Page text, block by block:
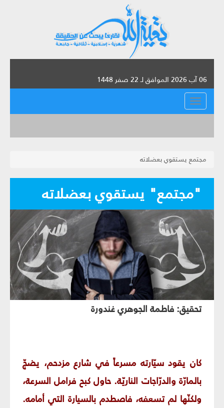
06 آب 2026 الموافق لـ 22 صفر 1448
القائمة
مجتمع يستقوي بعضلاته
"مجتمع" يستقوي بعضلاته
تحقيق: فاطمة الجوهري غندورة
كان يقود سيّارته مسرعاً في شارع مزدحم، يضجّ
بالمارّة والدرّاجات الناريّة. حاول كبح فرامل السرعة،
ولكنّها لم تسعفه، فاصطدم بالسيارة التي أمامه.